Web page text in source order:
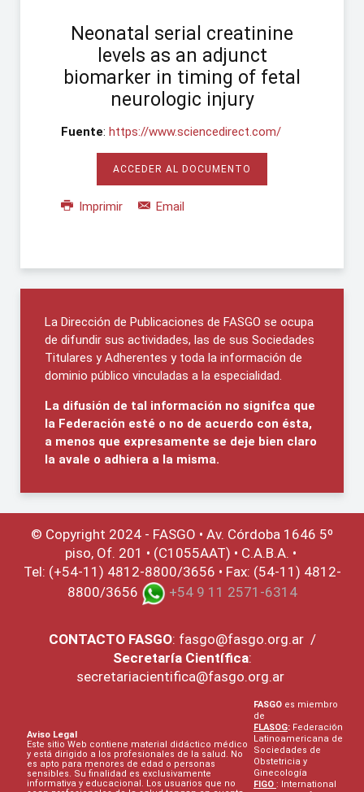
Neonatal serial creatinine
levels as an adjunct
biomarker in timing of fetal
neurologic injury
Fuente: https://www.sciencedirect.com/
ACCEDER AL DOCUMENTO
Imprimir Email
La Dirección de Publicaciones de FASGO se ocupa
de difundir sus actividades, las de sus Sociedades
Titulares y Adherentes y toda la información de
dominio público vinculadas a la especialidad.
La difusión de tal información no signifca que
la Federación esté o no de acuerdo con ésta,
a menos que expresamente se deje bien claro
la avale o adhiera a la misma.
© Copyright 2024 - FASGO • Av. Córdoba 1646 5º
piso, Of. 201 • (C1055AAT) • C.A.B.A. •
Tel: (+54-11) 4812-8800/3656 • Fax: (54-11) 4812-
8800/3656
+54 9 11 2571-6314
CONTACTO FASGO: fasgo@fasgo.org.ar/
Secretaría Científica:
secretariacientifica@fasgo.org.ar
Aviso Legal
Este sitio Web contiene material didáctico médico
y está dirigido a los profesionales de la salud. No
es apto para menores de edad o personas
sensibles. Su finalidad es exclusivamente
informativa y educacional. Los usuarios que no
FASGO es miembro
de
FLASOG: Federación
Latinoamericana de
Sociedades de
Obstetricia y
Ginecología
FIGO : International